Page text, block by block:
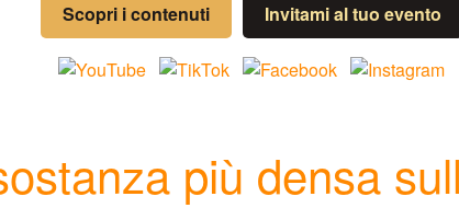
Scopri i contenuti Invitami al tuo evento
più densa